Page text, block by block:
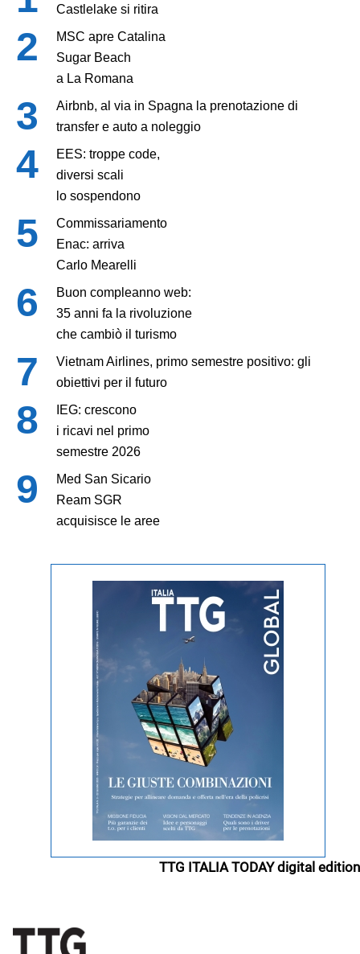
Castlelake si ritira
MSC apre Catalina
Sugar Beach
a La Romana
Airbnb, al via in Spagna la prenotazione di
transfer e auto a noleggio
EES: troppe code,
diversi scali
lo sospendono
Commissariamento
Enac: arriva
Carlo Mearelli
Buon compleanno web:
35 anni fa la rivoluzione
che cambiò il turismo
Vietnam Airlines, primo semestre positivo: gli
obiettivi per il futuro
IEG: crescono
i ricavi nel primo
semestre 2026
Med San Sicario
Ream SGR
acquisisce le aree
TTG ITALIA TODAY digital edition